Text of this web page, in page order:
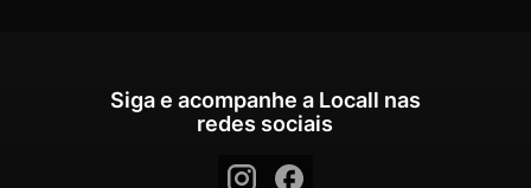
Siga e acompanhe a Locall nas
redes sociais